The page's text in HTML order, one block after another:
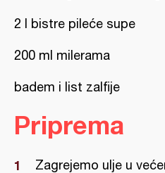
2 l bistre pileće supe
200 ml milerama
badem i list zalfije
Priprema
Zagrejemo ulje u